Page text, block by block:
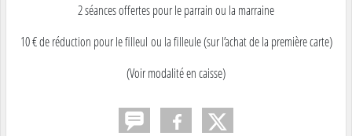
2 séances offertes pour le parrain ou la marraine
10 € de réduction pour le filleul ou la filleule (sur l’achat de la première carte)
(Voir modalité en caisse)